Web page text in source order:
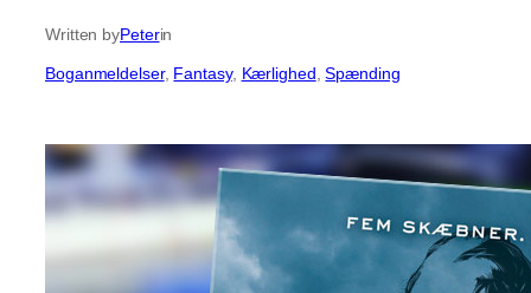
Written byPeterin
Boganmeldelser, Fantasy, Kærlighed , Spænding